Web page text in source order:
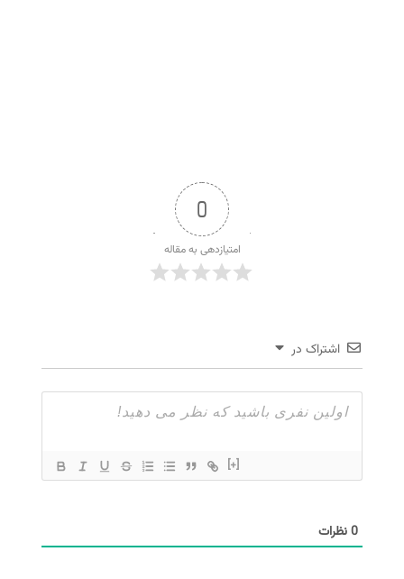
0
امتیازدهی به مقاله
اشتراک در
[+]
0نظرات